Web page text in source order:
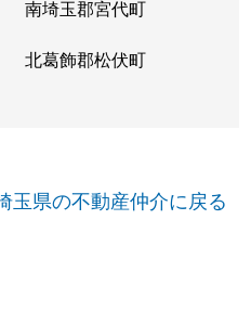
南埼玉郡宮代町
北葛飾郡松伏町
玉県の不動産仲介に戻る